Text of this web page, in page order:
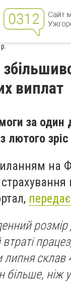
виплат
за один
лютого
на
передає
липня склав
більше, ніж у